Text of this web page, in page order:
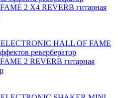
2 X4 REVERB гитарная
2 REVERB гитарная